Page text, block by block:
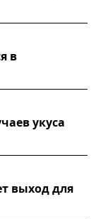
в
укуса
выход для